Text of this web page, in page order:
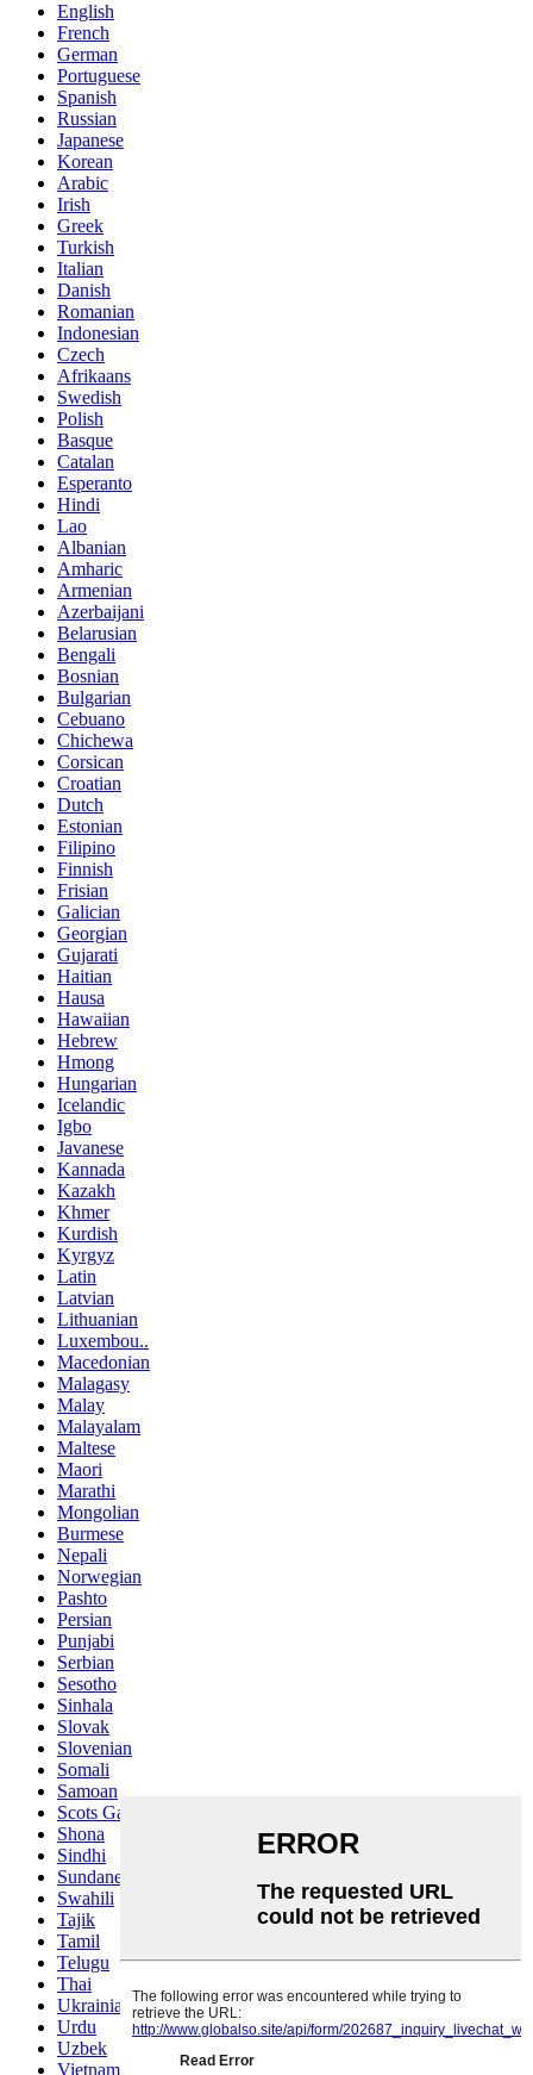
English
French
German
Portuguese
Spanish
Russian
Japanese
Korean
Arabic
Irish
Greek
Turkish
Italian
Danish
Romanian
Indonesian
Czech
Afrikaans
Swedish
Polish
Basque
Catalan
Esperanto
Hindi
Lao
Albanian
Amharic
Armenian
Azerbaijani
Belarusian
Bengali
Bosnian
Bulgarian
Cebuano
Chichewa
Corsican
Croatian
Dutch
Estonian
Filipino
Finnish
Frisian
Galician
Georgian
Gujarati
Haitian
Hausa
Hawaiian
Hebrew
Hmong
Hungarian
Icelandic
Igbo
Javanese
Kannada
Kazakh
Khmer
Kurdish
Kyrgyz
Latin
Latvian
Lithuanian
Luxembou..
Macedonian
Malagasy
Malay
Malayalam
Maltese
Maori
Marathi
Mongolian
Burmese
Nepali
Norwegian
Pashto
Persian
Punjabi
Serbian
Sesotho
Sinhala
Slovak
Slovenian
Somali
Samoan
Scots Gaelic
Shona
Sindhi
Sundanese
Swahili
Tajik
Tamil
Telugu
Thai
Ukrainian
Urdu
Uzbek
Vietnamese